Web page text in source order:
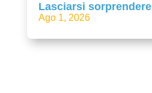
Lasciarsi sorprendere
Ago 1, 2026